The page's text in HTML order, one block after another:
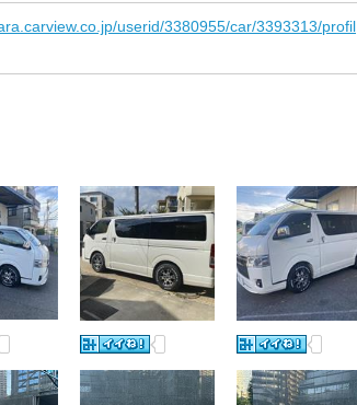
userid/3380955/car/3393313/profil